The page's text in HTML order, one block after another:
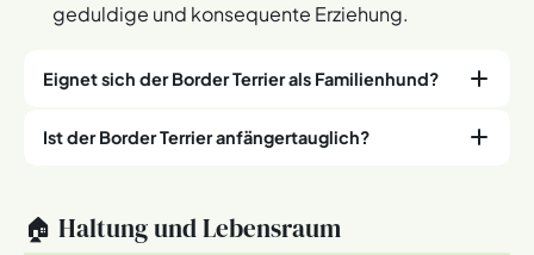
geduldige und konsequente Erziehung.
Eignet sich der Border Terrier als Familienhund?
Ja, der Border Terrier passt wunderbar zuaktiven
Spielen etwas wild machen, weshalb er sich besser für
Ist der Border Terrier anfängertauglich?
Herausforderung sein, besonders wenn ihr keine
🏠 Haltung und Lebensraum